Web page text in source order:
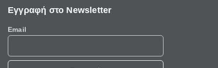
Εγγραφή στο Newsletter
Email